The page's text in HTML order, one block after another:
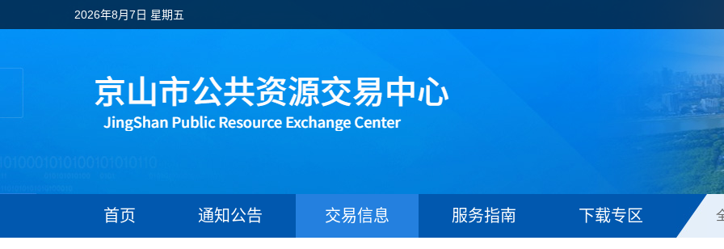
2026年8月7日 星期五
首页 通知公告 交易信息 服务指南 下载专区